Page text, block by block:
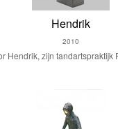
Hendrik
2010
Hendrik, zijn tandartspraktijk